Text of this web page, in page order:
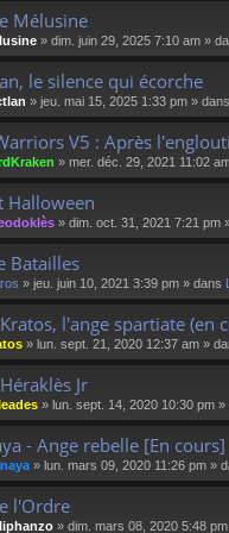
Mélusine
» dim. juin 29, 2025 7:10 am »
le silence qui écorche
» jeu. mai 15, 2025 1:33 pm » dans
V5 : Après
» mer. déc. 29, 2021 11:02
Halloween
» dim. oct. 31, 2021 7:21 pm
Batailles
» jeu. juin 10, 2021 3:39 pm » dans
l'ange spartiate (en
» lun. sept. 21, 2020 12:37 am »
Jr
» lun. sept. 14, 2020 10:30 pm »
- Ange rebelle [En cours]
» lun. mars 09, 2020 11:26 pm »
l'Ordre
» dim. mars 08, 2020 5:48 pm